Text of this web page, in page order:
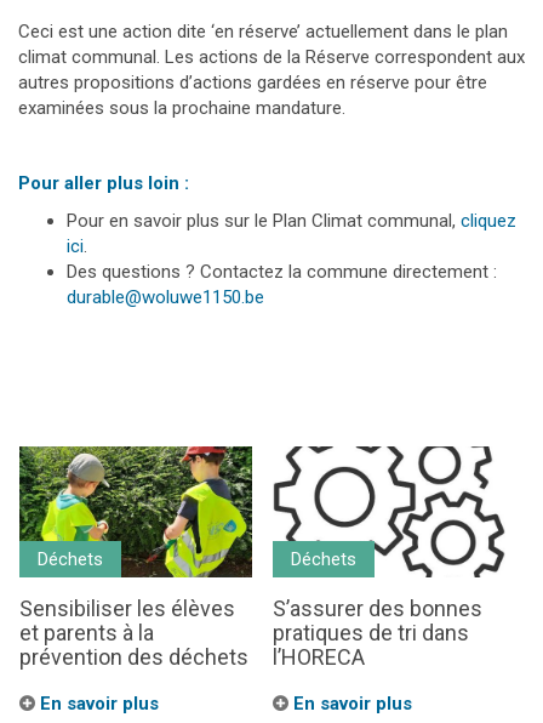
Ceci est une action dite ‘en réserve’ actuellement dans le plan
climat communal. Les actions de la Réserve correspondent aux
autres propositions d’actions gardées en réserve pour être
examinées sous la prochaine mandature.
Pour aller plus loin :
Pour en savoir plus sur le Plan Climat communal, cliquez
ici.
Des questions ? Contactez la commune directement :
durable@woluwe1150.be
Déchets
Sensibiliser les élèves
et parents à la
prévention des déchets
En savoir plus
Déchets
S’assurer des bonnes
pratiques de tri dans
l’HORECA
En savoir plus